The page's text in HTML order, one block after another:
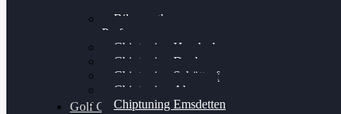
Bilgenroth
Performance
Chiptuning Herzlacke
Chiptuning Duelmen
Chiptuning Schüttorf
Chiptuning Ahaus
Chiptuning Emsdetten
Golf Gewinnspiel